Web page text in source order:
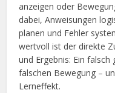
anzeigen oder
dabei, Anweisungen
planen und Fehler
wertvoll ist der direkte
und Ergebnis: Ein
falschen Bewegung –
Lerneffekt.